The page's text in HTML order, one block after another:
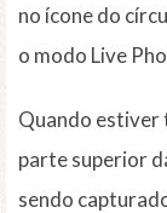
no ícone do
o modo Live
Quando estiver
parte superior
sendo